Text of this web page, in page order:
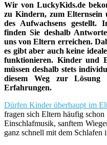
Wir von LuckyKids.de
zu Kindern, zum Elternsein
des Aufwachsens gestellt.
finden Sie deshalb
uns von Eltern erreichen.
es gibt aber auch keine
funktionieren. Kinder und
müssen deshalb stets
diesem Weg zur
Erfahrungen.
Dürfen Kinder überhaupt im
fragen sich Eltern häufig
Einschlafmusik, sanftem
ganz schnell mit dem Schlafen